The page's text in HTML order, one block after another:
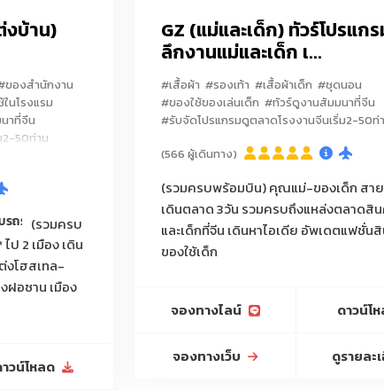
งบ้าน)
ของสำนักงาน
นโรงแรม
าที่จีน
2-50ท่าน
ริการ 1 วัน 9.00-18.00 น.
(รวมครบ
ป 2 เมือง เดิน
งโฮสเทล-
ฝอซาน เมือง
วน์โหลด
GZ (แม่และเด็ก) ทัวร์โปรแกร
ลึกงานแม่และเด็ก เ...
#เสื้อผ้า #รองเท้า #เสื้อผ้าเด็ก #ชุดนอน
#ของใช้ของเล่นเด็ก #ทัวร์ดูงานสัมมนาที่จีน
#รับจัดโปรแกรมดูตลาดโรงงานจีนเริ่ม2-50ท่
(566 ผู้เดินทาง)
(รวมครบพร้อมบิน) คุณแม่-ของเด็ก สา
เดินตลาด 3วัน รวมครบถึงแหล่งตลาดสิ
และเด็กที่จีน เดินหาไอเดีย อัพเดตแฟชั่น
ของใช้เด็ก
จองทางไลน์ ดาวน์โ
จองทางเว็บ ดูรายละ